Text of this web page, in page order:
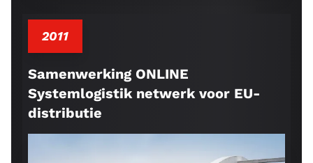
2011
Samenwerking ONLINE
Systemlogistik netwerk voor EU-
distributie